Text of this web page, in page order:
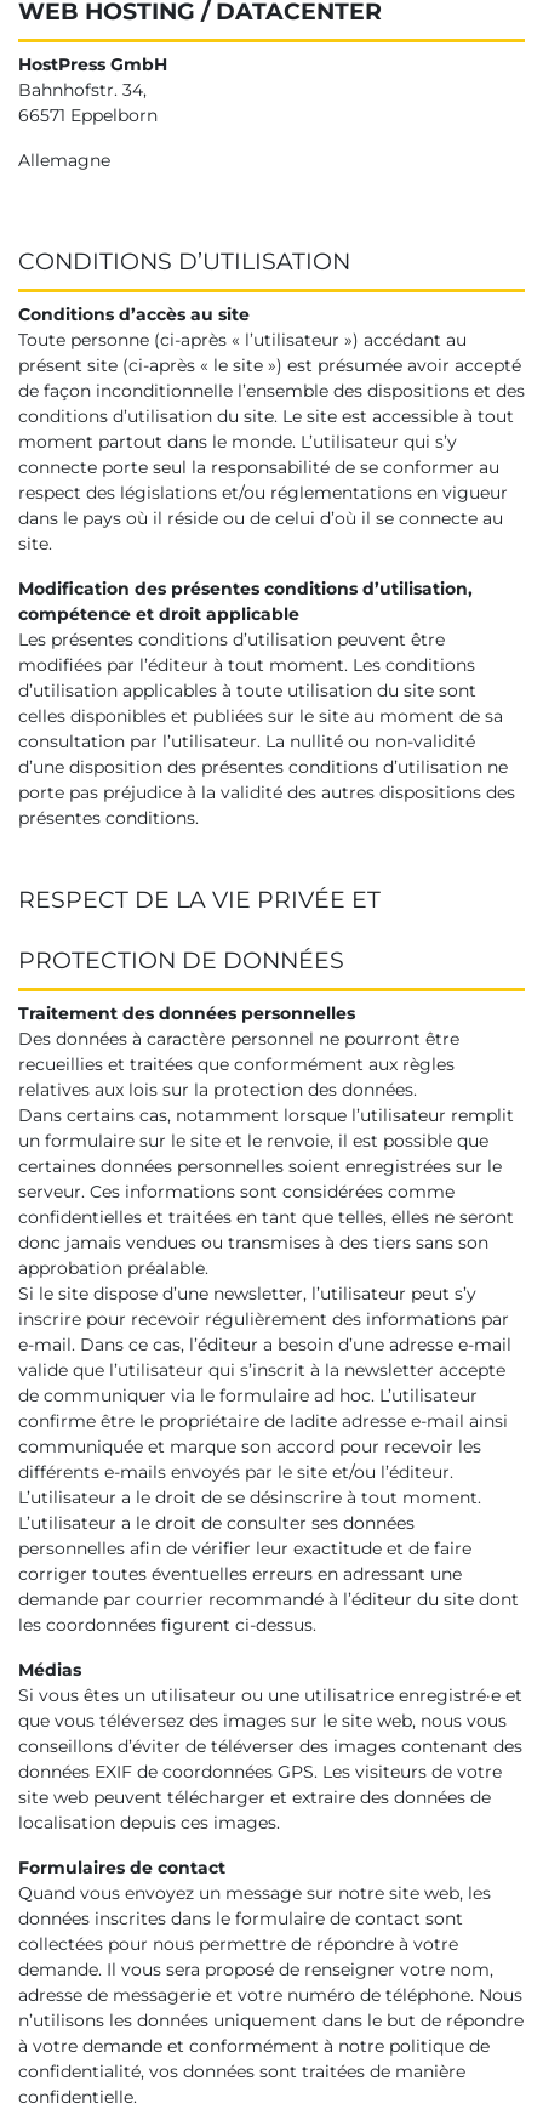
WEB HOSTING / DATACENTER
HostPress GmbH
Bahnhofstr. 34,
66571 Eppelborn
Allemagne
CONDITIONS D’UTILISATION
Conditions d’accès au site
Toute personne (ci-après « l’utilisateur ») accédant au
présent site (ci-après « le site ») est présumée avoir accepté
de façon inconditionnelle l’ensemble des dispositions et des
conditions d’utilisation du site. Le site est accessible à tout
moment partout dans le monde. L’utilisateur qui s’y
connecte porte seul la responsabilité de se conformer au
respect des législations et/ou réglementations en vigueur
dans le pays où il réside ou de celui d’où il se connecte au
site.
Modification des présentes conditions d’utilisation,
compétence et droit applicable
Les présentes conditions d’utilisation peuvent être
modifiées par l’éditeur à tout moment. Les conditions
d’utilisation applicables à toute utilisation du site sont
celles disponibles et publiées sur le site au moment de sa
consultation par l’utilisateur. La nullité ou non-validité
d’une disposition des présentes conditions d’utilisation ne
porte pas préjudice à la validité des autres dispositions des
présentes conditions.
RESPECT DE LA VIE PRIVÉE ET
PROTECTION DE DONNÉES
Traitement des données personnelles
Des données à caractère personnel ne pourront être
recueillies et traitées que conformément aux règles
relatives aux lois sur la protection des données.
Dans certains cas, notamment lorsque l’utilisateur remplit
un formulaire sur le site et le renvoie, il est possible que
certaines données personnelles soient enregistrées sur le
serveur. Ces informations sont considérées comme
confidentielles et traitées en tant que telles, elles ne seront
donc jamais vendues ou transmises à des tiers sans son
approbation préalable.
Si le site dispose d’une newsletter, l’utilisateur peut s’y
inscrire pour recevoir régulièrement des informations par
e-mail. Dans ce cas, l’éditeur a besoin d’une adresse e-mail
valide que l’utilisateur qui s’inscrit à la newsletter accepte
de communiquer via le formulaire ad hoc. L’utilisateur
confirme être le propriétaire de ladite adresse e-mail ainsi
communiquée et marque son accord pour recevoir les
différents e-mails envoyés par le site et/ou l’éditeur.
L’utilisateur a le droit de se désinscrire à tout moment.
L’utilisateur a le droit de consulter ses données
personnelles afin de vérifier leur exactitude et de faire
corriger toutes éventuelles erreurs en adressant une
demande par courrier recommandé à l’éditeur du site dont
les coordonnées figurent ci-dessus.
Médias
Si vous êtes un utilisateur ou une utilisatrice enregistré·e et
que vous téléversez des images sur le site web, nous vous
conseillons d’éviter de téléverser des images contenant des
données EXIF de coordonnées GPS. Les visiteurs de votre
site web peuvent télécharger et extraire des données de
localisation depuis ces images.
Formulaires de contact
Quand vous envoyez un message sur notre site web, les
données inscrites dans le formulaire de contact sont
collectées pour nous permettre de répondre à votre
demande. Il vous sera proposé de renseigner votre nom,
adresse de messagerie et votre numéro de téléphone. Nous
n’utilisons les données uniquement dans le but de répondre
à votre demande et conformément à notre politique de
confidentialité, vos données sont traitées de manière
confidentielle.